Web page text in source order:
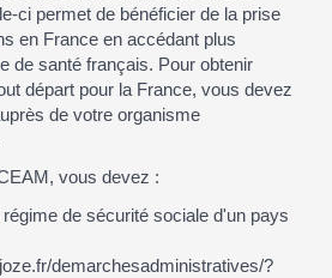
ci permet de bénéficier de la prise
en France en accédant plus
de santé français. Pour obtenir
départ pour la France, vous devez
de votre organisme
vous devez :
de sécurité sociale d'un pays
demarchesadministratives/?